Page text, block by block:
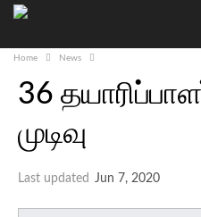
Home News
36
முடிவு
Last updated Jun 7, 2020